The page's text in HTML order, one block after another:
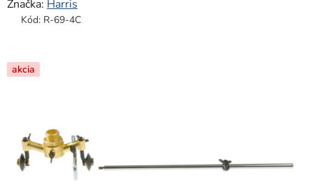
produktu
z
5
Značka: Harris
Kód: R-69-4C
akcia